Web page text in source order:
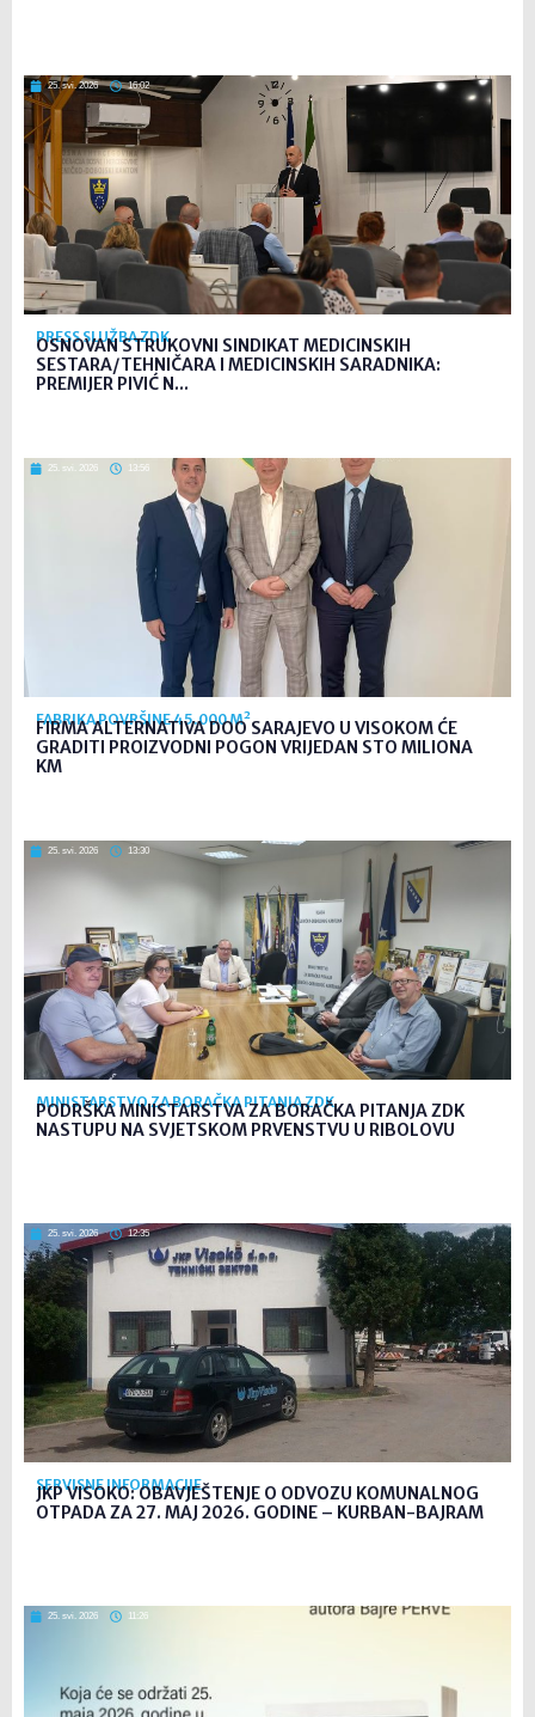
25. svi. 2026 16:02
PRESS SLUŽBA ZDK
OSNOVAN STRUKOVNI SINDIKAT MEDICINSKIH
SESTARA/TEHNIČARA I MEDICINSKIH SARADNIKA:
PREMIJER PIVIĆ N...
25. svi. 2026 13:56
FABRIKA POVRŠINE 45.000 M²
FIRMA ALTERNATIVA DOO SARAJEVO U VISOKOM ĆE
GRADITI PROIZVODNI POGON VRIJEDAN STO MILIONA
KM
25. svi. 2026 13:30
MINISTARSTVO ZA BORAČKA PITANJA ZDK
PODRŠKA MINISTARSTVA ZA BORAČKA PITANJA ZDK
NASTUPU NA SVJETSKOM PRVENSTVU U RIBOLOVU
25. svi. 2026 12:35
SERVISNE INFORMACIJE
JKP VISOKO: OBAVJEŠTENJE O ODVOZU KOMUNALNOG
OTPADA ZA 27. MAJ 2026. GODINE – KURBAN-BAJRAM
25. svi. 2026 11:26